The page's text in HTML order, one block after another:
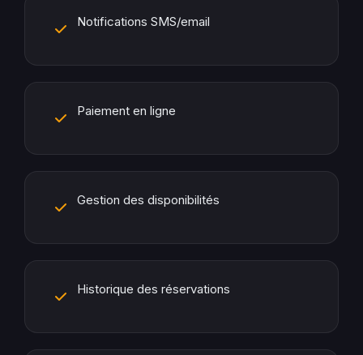
Notifications SMS/email
Paiement en ligne
Gestion des disponibilités
Historique des réservations